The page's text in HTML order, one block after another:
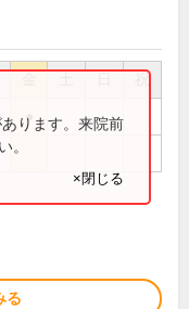
祝
●
ります。来院前
。
×閉じる
る